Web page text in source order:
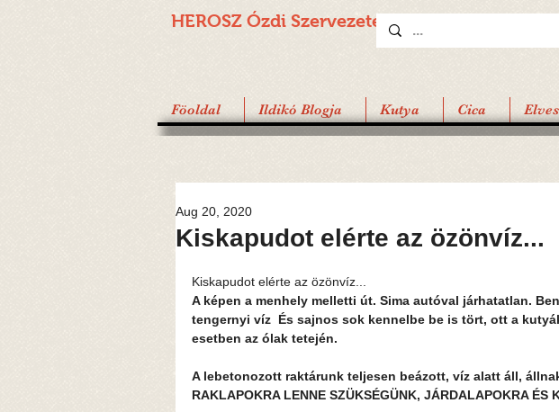
HEROSZ Ózdi Szervezete
Föoldal Ildikó Blogja Kutya Cica
Kiskapudot elérte az özönvíz...
Aug 20, 2020
Kiskapudot elérte az özönvíz...
A képen a menhely melletti út. Sima autóval járhatatlan.
tengernyi víz  És sajnos sok kennelbe be is tört, ott a
esetben az ólak tetején.
A lebetonozott raktárunk teljesen beázott, víz alatt áll,
RAKLAPOKRA LENNE SZÜKSÉGÜNK, JÁRDALAPOKRA ÉS